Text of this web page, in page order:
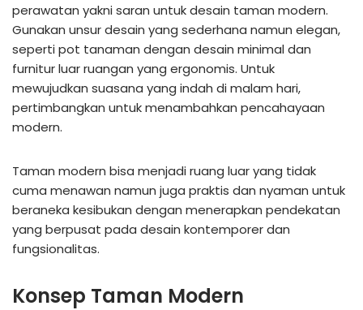
perawatan yakni saran untuk desain taman modern.
Gunakan unsur desain yang sederhana namun elegan,
seperti pot tanaman dengan desain minimal dan
furnitur luar ruangan yang ergonomis. Untuk
mewujudkan suasana yang indah di malam hari,
pertimbangkan untuk menambahkan pencahayaan
modern.
Taman modern bisa menjadi ruang luar yang tidak
cuma menawan namun juga praktis dan nyaman untuk
beraneka kesibukan dengan menerapkan pendekatan
yang berpusat pada desain kontemporer dan
fungsionalitas.
Konsep Taman Modern